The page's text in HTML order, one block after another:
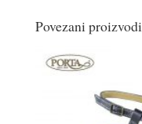
Povezani proizvodi